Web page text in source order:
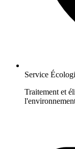
Service
Traitement et